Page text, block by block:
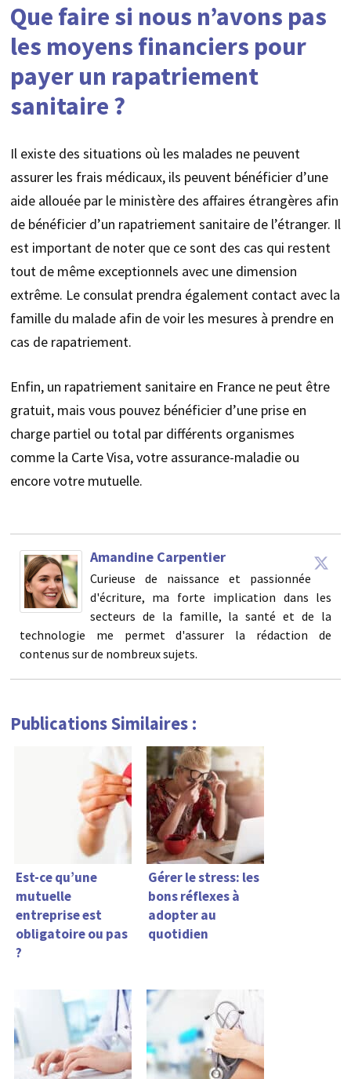
Que faire si nous n’avons pas
les moyens financiers pour
payer un rapatriement
sanitaire ?
Il existe des situations où les malades ne peuvent
assurer les frais médicaux, ils peuvent bénéficier d’une
aide allouée par le ministère des affaires étrangères afin
de bénéficier d’un rapatriement sanitaire de l’étranger. Il
est important de noter que ce sont des cas qui restent
tout de même exceptionnels avec une dimension
extrême. Le consulat prendra également contact avec la
famille du malade afin de voir les mesures à prendre en
cas de rapatriement.
Enfin, un rapatriement sanitaire en France ne peut être
gratuit, mais vous pouvez bénéficier d’une prise en
charge partiel ou total par différents organismes
comme la Carte Visa, votre assurance-maladie ou
encore votre mutuelle.
Amandine Carpentier
Curieuse de naissance et passionnée
d'écriture, ma forte implication dans les
secteurs de la famille, la santé et de la
technologie me permet d'assurer la rédaction de
contenus sur de nombreux sujets.
Publications Similaires :
Est-ce qu’une
mutuelle
entreprise est
obligatoire ou pas
?
Gérer le stress: les
bons réflexes à
adopter au
quotidien